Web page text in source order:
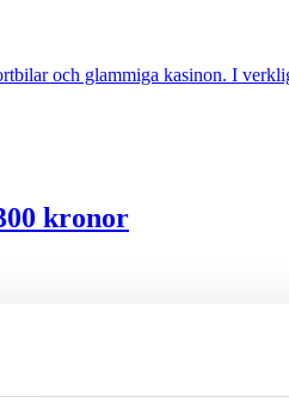
och glammiga kasinon. I
kronor
underkänns